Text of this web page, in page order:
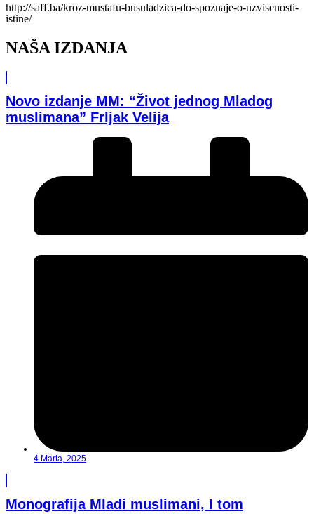
http://saff.ba/kroz-mustafu-busuladzica-do-spoznaje-o-uzvisenosti-
istine/
NAŠA IZDANJA
Novo izdanje MM: “Život jednog Mladog
muslimana” Frljak Velija
4 Marta, 2025
Monografija Mladi muslimani, I tom